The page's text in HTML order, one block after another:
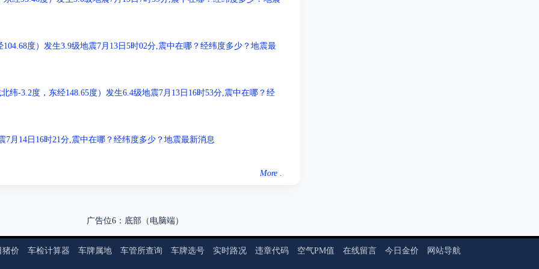
度）发生3.9级地震7月13日5时02分,震中在哪？经纬度多少？地震最
纬-3.2度，东经148.65度）发生6.4级地震7月13日16时53分,震中在哪？经
月14日16时21分,震中在哪？经纬度多少？地震最新消息
More
广告位6：底部（电脑端）
猪价 车检计算器 车牌属地 车管所查询 车牌选号 实时路况 违章代码 空气PM值 在线留言 今日金价 网站导航